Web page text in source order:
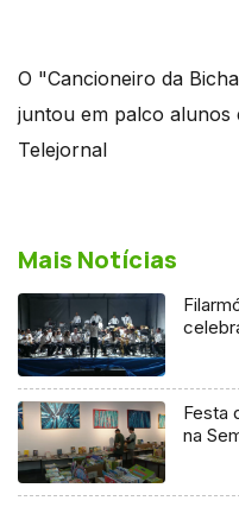
O "Cancioneiro da
juntou em palco alunos
Telejornal
Mais Notícias
Festa
na